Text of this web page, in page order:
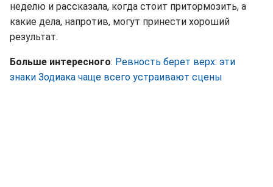
неделю и рассказала, когда стоит притормозить, а
какие дела, напротив, могут принести хороший
результат.
Больше интересного: Ревность берет верх: эти
знаки Зодиака чаще всего устраивают сцены